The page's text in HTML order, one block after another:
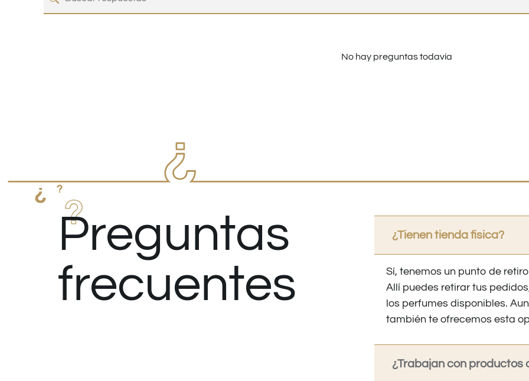
No hay preguntas todavía
Preguntas
frecuentes
¿Tienen tienda fisica?
Sí, tenemos un punto de
Allí puedes retirar tus
los perfumes disponibles.
también te ofrecemos esta
¿Trabajan con productos